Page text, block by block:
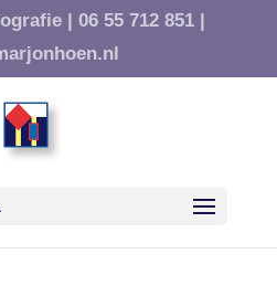
| 06 55 712 851 |